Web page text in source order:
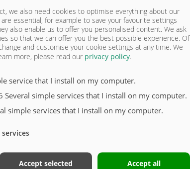
we also need cookies to optimise everything about our
essential, for example to save your favourite settings
also enable us to offer you personalised content. We ask
so that we can offer you the best possible experience. Of
and customise your cookie settings at any time. We
more, please read our privacy policy.
service that I install on my computer.
Several simple services that I install on my computer.
simple services that I install on my computer.
Accept selected Accept all